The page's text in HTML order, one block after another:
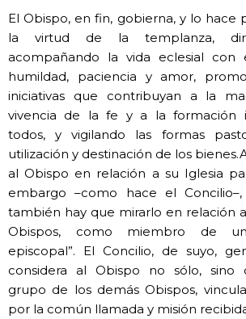
El Obispo, en fin, gobierna, y lo hace
la virtud de la templanza,
acompañando la vida eclesial con
humildad, paciencia y amor,
iniciativas que contribuyan a la
vivencia de la fe y a la formación
todos, y vigilando las formas
utilización y destinación de los
al Obispo en relación a su Iglesia
embargo –como hace el
también hay que mirarlo en relación
Obispos, como miembro de un
episcopal”. El Concilio, de suyo,
considera al Obispo no sólo, sino
grupo de los demás Obispos,
por la común llamada y misión